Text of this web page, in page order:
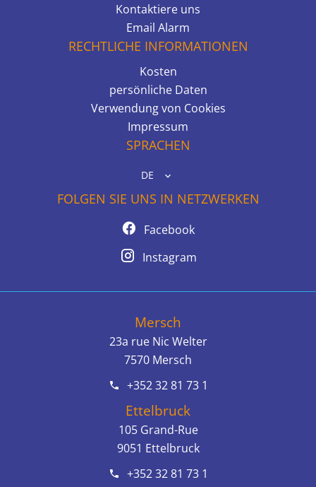
Kontaktiere uns
Email Alarm
RECHTLICHE INFORMATIONEN
Kosten
persönliche Daten
Verwendung von Cookies
Impressum
SPRACHEN
DE
FOLGEN SIE UNS IN NETZWERKEN
Facebook
Instagram
Mersch
23a rue Nic Welter
7570 Mersch
+352 32 81 73 1
Ettelbruck
105 Grand-Rue
9051 Ettelbruck
+352 32 81 73 1